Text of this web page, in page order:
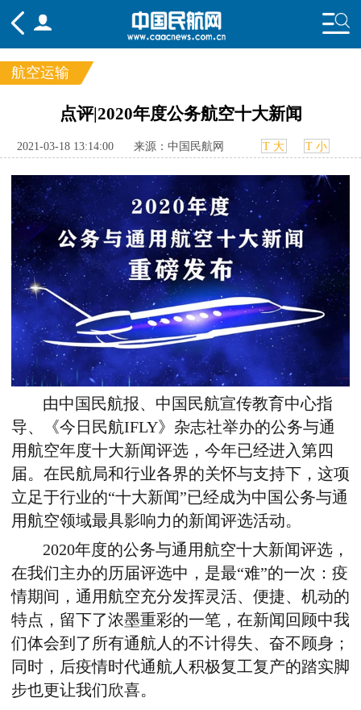
国内 国际
行业
航空运输
点评|2020年度公务航空十大新闻
2021-03-18 13:14:00 来源：中国民航网 T 大 T 小
由中国民航报、中国民航宣传教育中心指
导、《今日民航IFLY》杂志社举办的公务与通
用航空年度十大新闻评选，今年已经进入第四
届。在民航局和行业各界的关怀与支持下，这项
立足于行业的“十大新闻”已经成为中国公务与通
用航空领域最具影响力的新闻评选活动。
2020年度的公务与通用航空十大新闻评选，
在我们主办的历届评选中，是最“难”的一次：疫
情期间，通用航空充分发挥灵活、便捷、机动的
特点，留下了浓墨重彩的一笔，在新闻回顾中我
们体会到了所有通航人的不计得失、奋不顾身；
同时，后疫情时代通航人积极复工复产的踏实脚
步也更让我们欣喜。